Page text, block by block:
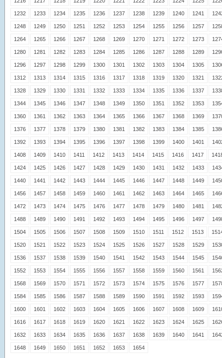
1232 1233 1234 1235 1236 1237 1238 1239 1240 1241
1248 1249 1250 1251 1252 1253 1254 1255 1256 1257
1264 1265 1266 1267 1268 1269 1270 1271 1272 1273
1280 1281 1282 1283 1284 1285 1286 1287 1288 1289
1296 1297 1298 1299 1300 1301 1302 1303 1304 1305
1312 1313 1314 1315 1316 1317 1318 1319 1320 1321
1328 1329 1330 1331 1332 1333 1334 1335 1336 1337
1344 1345 1346 1347 1348 1349 1350 1351 1352 1353
1360 1361 1362 1363 1364 1365 1366 1367 1368 1369
1376 1377 1378 1379 1380 1381 1382 1383 1384 1385
1392 1393 1394 1395 1396 1397 1398 1399 1400 1401
1408 1409 1410 1411 1412 1413 1414 1415 1416 1417
1424 1425 1426 1427 1428 1429 1430 1431 1432 1433
1440 1441 1442 1443 1444 1445 1446 1447 1448 1449
1456 1457 1458 1459 1460 1461 1462 1463 1464 1465
1472 1473 1474 1475 1476 1477 1478 1479 1480 1481
1488 1489 1490 1491 1492 1493 1494 1495 1496 1497
1504 1505 1506 1507 1508 1509 1510 1511 1512 1513
1520 1521 1522 1523 1524 1525 1526 1527 1528 1529
1536 1537 1538 1539 1540 1541 1542 1543 1544 1545
1552 1553 1554 1555 1556 1557 1558 1559 1560 1561
1568 1569 1570 1571 1572 1573 1574 1575 1576 1577
1584 1585 1586 1587 1588 1589 1590 1591 1592 1593
1600 1601 1602 1603 1604 1605 1606 1607 1608 1609
1616 1617 1618 1619 1620 1621 1622 1623 1624 1625
1632 1633 1634 1635 1636 1637 1638 1639 1640 1641
1648 1649 1650 1651 1652 1653 1654